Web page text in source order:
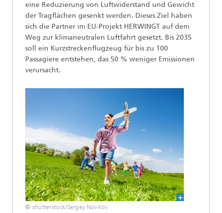
eine Reduzierung von Luftwiderstand und Gewicht
der Tragflächen gesenkt werden. Dieses Ziel haben
sich die Partner im EU-Projekt HERWINGT auf dem
Weg zur klimaneutralen Luftfahrt gesetzt. Bis 2035
soll ein Kurzstreckenflugzeug für bis zu 100
Passagiere entstehen, das 50 % weniger Emissionen
verursacht.
© shutterstock/Sergey Novikov